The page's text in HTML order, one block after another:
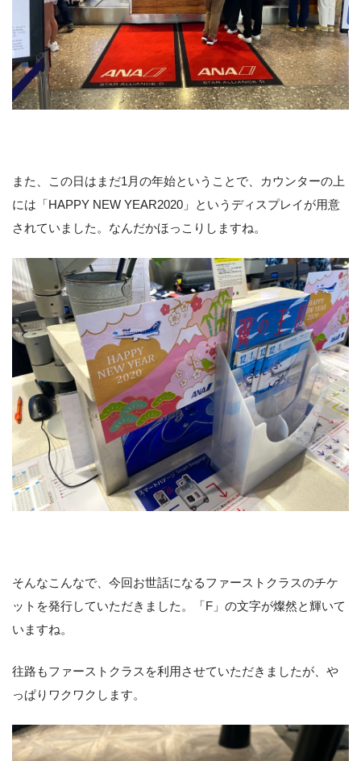
また、この日はまだ1月の年始ということで、カウンターの上
には「HAPPY NEW YEAR2020」というディスプレイが用意
されていました。なんだかほっこりしますね。
そんなこんなで、今回お世話になるファーストクラスのチケ
ットを発行していただきました。「F」の文字が燦然と輝いて
いますね。
往路もファーストクラスを利用させていただきましたが、や
っぱりワクワクします。